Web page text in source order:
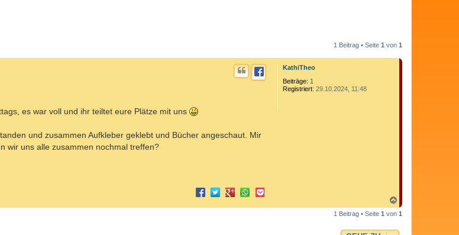
SUCHE 1 Beitrag • Seite 1 von 1
KathiTheo
Beiträge: 1
Registriert: 29.10.2024, 11:48
es war voll und ihr teiltet eure Plätze mit uns
und zusammen Aufkleber geklebt und Bücher angeschaut. Mir
wir uns alle zusammen nochmal treffen?
a
c
o
1 Beitrag • Seite 1 von 1